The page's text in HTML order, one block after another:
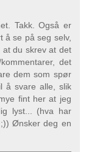
Takk. Også er
å se på seg selv,
du skrev at det
det
dem som spør
å svare alle, slik
fint her at jeg
lyst... (hva har
Ønsker deg en